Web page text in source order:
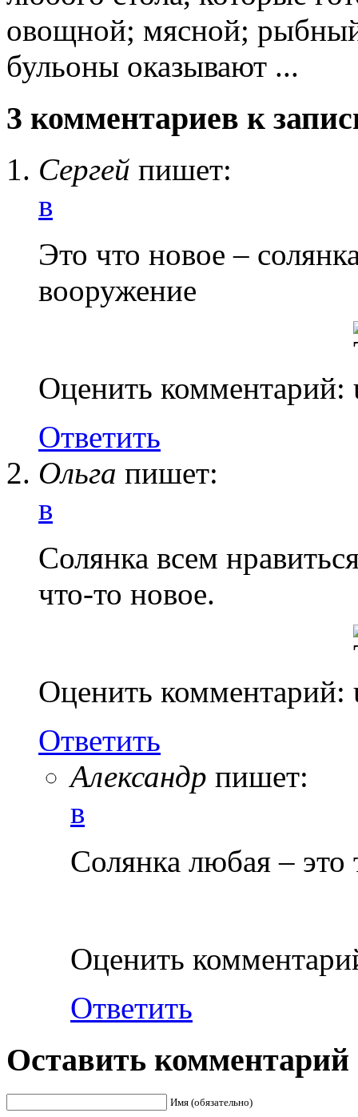
овощной; мясной;
бульоны оказывают ...
3 комментариев к
Сергей пишет:
в
Это что новое –
вооружение
Оценить комментарий:
Ответить
Ольга пишет:
в
Солянка всем
что-то новое.
Оценить комментарий:
Ответить
Александр пишет:
в
Солянка любая –
Оценить
Ответить
Оставить комментарий
Имя (обязательно)